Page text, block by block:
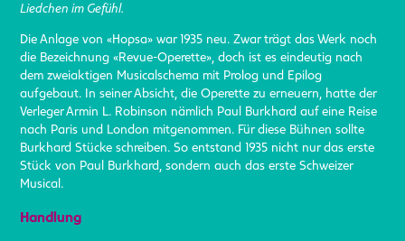
Liedchen im Gefühl.
Die Anlage von «Hopsa» war 1935 neu. Zwar trägt das Werk noch
die Bezeichnung «Revue-Operette», doch ist es eindeutig nach
dem zweiaktigen Musicalschema mit Prolog und Epilog
aufgebaut. In seiner Absicht, die Operette zu erneuern, hatte der
Verleger Armin L. Robinson nämlich Paul Burkhard auf eine Reise
nach Paris und London mitgenommen. Für diese Bühnen sollte
Burkhard Stücke schreiben. So entstand 1935 nicht nur das erste
Stück von Paul Burkhard, sondern auch das erste Schweizer
Musical.
Handlung